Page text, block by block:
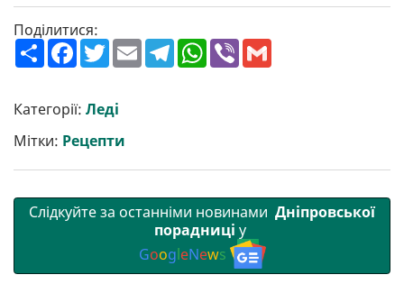
Поділитися:
П
о
ш
р
и
и
F
a
c
b
o
k
T
w
t
e
E
m
a
T
e
W
h
a
V
b
Категорії: Леді
Мітки: Рецепти
Слідкуйте за останніми новинами Дніпровської
порадниці у
GoogleNews